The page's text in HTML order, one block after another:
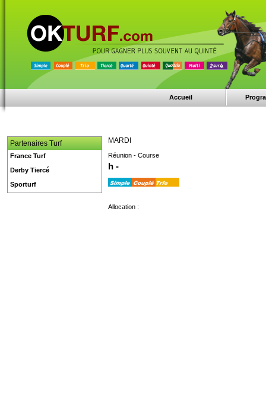
Accueil
MARDI
Réunion - Course
h -
Allocation :
Partenaires Turf
France Turf
Derby Tiercé
Sporturf